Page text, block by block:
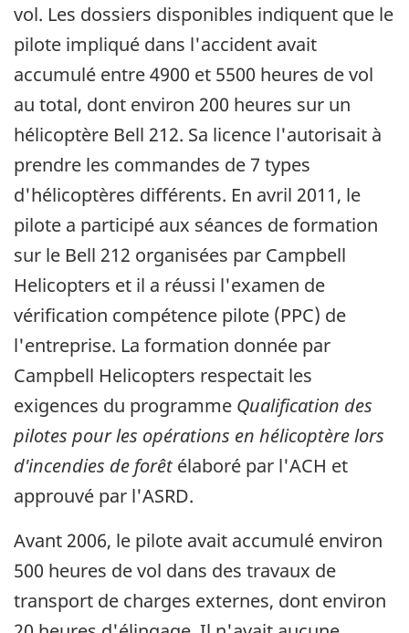
vol. Les dossiers disponibles indiquent que le
pilote impliqué dans l'accident avait
accumulé entre 4900 et 5500 heures de vol
au total, dont environ 200 heures sur un
hélicoptère Bell 212. Sa licence l'autorisait à
prendre les commandes de 7 types
d'hélicoptères différents. En avril 2011, le
pilote a participé aux séances de formation
sur le Bell 212 organisées par Campbell
Helicopters et il a réussi l'examen de
vérification compétence pilote (PPC) de
l'entreprise. La formation donnée par
Campbell Helicopters respectait les
exigences du programme Qualification des
pilotes pour les opérations en hélicoptère lors
d'incendies de forêtélaboré par l'ACH et
approuvé par l'ASRD.
Avant 2006, le pilote avait accumulé environ
500 heures de vol dans des travaux de
transport de charges externes, dont environ